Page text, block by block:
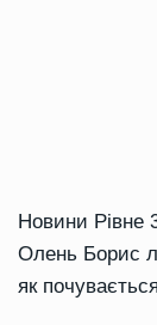
Новини Рівне
Олень Борис
як